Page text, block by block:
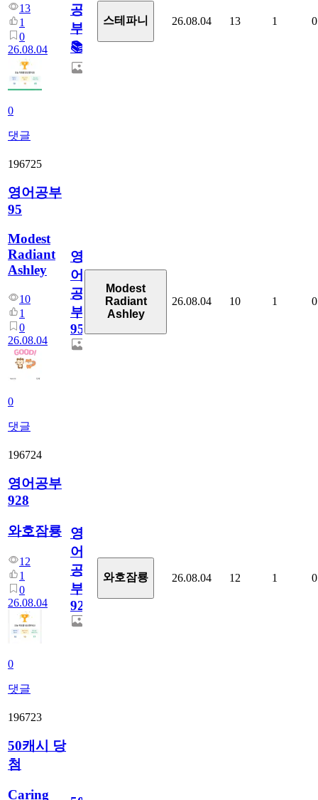
13
1
0
26.08.04
0
댓글
공
부!
📚
스테파니 26.08.04 13 1 0
196725
영어공부
95
Modest
Radiant
Ashley
10
1
0
26.08.04
0
댓글
영
어
공
부
95
Modest
Radiant
Ashley
26.08.04 10 1 0
196724
영어공부
928
와호잠룡
12
1
0
26.08.04
0
댓글
영
어
공
부
928
와호잠룡 26.08.04 12 1 0
196723
50캐시 당
첨
Caring